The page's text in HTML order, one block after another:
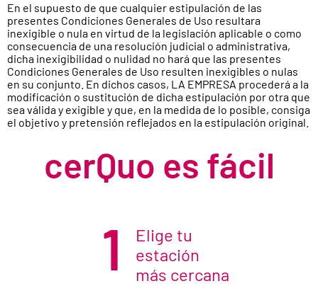
En el supuesto de que cualquier estipulación de las
presentes Condiciones Generales de Uso resultara
inexigible o nula en virtud de la legislación aplicable o como
consecuencia de una resolución judicial o administrativa,
dicha inexigibilidad o nulidad no hará que las presentes
Condiciones Generales de Uso resulten inexigibles o nulas
en su conjunto. En dichos casos, LA EMPRESA procederá a la
modificación o sustitución de dicha estipulación por otra que
sea válida y exigible y que, en la medida de lo posible, consiga
el objetivo y pretensión reflejados en la estipulación original.
cerQuo es fácil
1
Elige tu
estación
más cercana